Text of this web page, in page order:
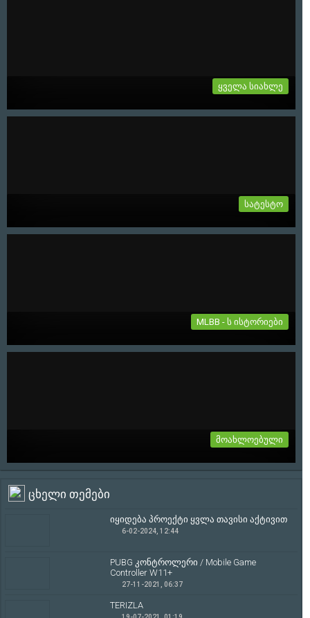
ყველა სიახლე
სატესტო
MLBB - ს ისტორიები
მოახლოებული
თრეილერი იხილეთ სრულად სიახლეში...
ცხელი თემები
იყიდება პროექტი ყვლა თავისი აქტივით
6-02-2024, 12:44
PUBG კონტროლერი / Mobile Game
Controller W11+
27-11-2021, 06:37
TERIZLA